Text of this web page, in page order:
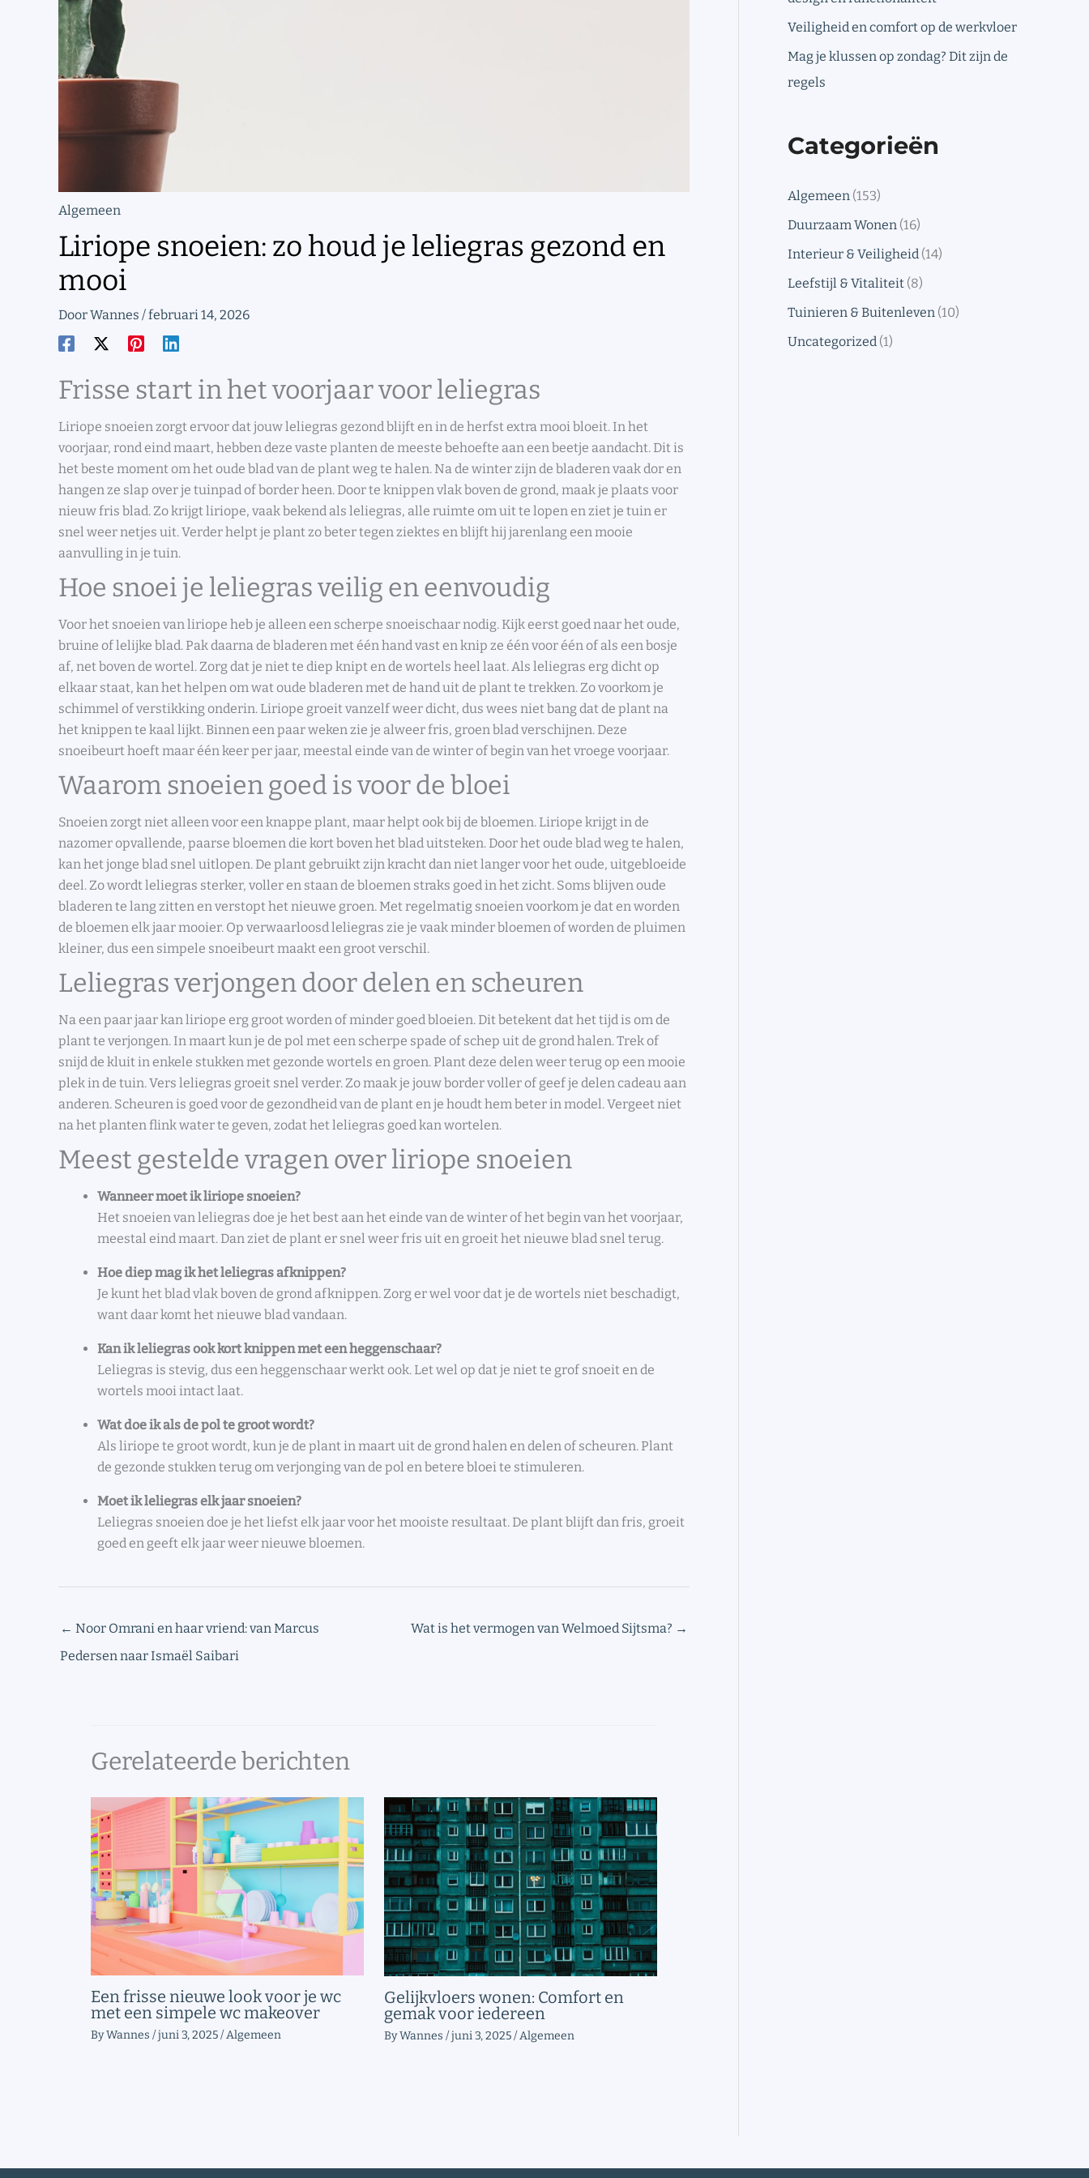
Algemeen
Liriope snoeien: zo houd je leliegras gezond en
mooi
DoorWannes /februari 14, 2026
Frisse start in het voorjaar voor leliegras
Liriope snoeien zorgt ervoor dat jouw leliegras gezond blijft en in de herfst extra mooi bloeit. In het
voorjaar, rond eind maart, hebben deze vaste planten de meeste behoefte aan een beetje aandacht. Dit is
het beste moment om het oude blad van de plant weg te halen. Na de winter zijn de bladeren vaak dor en
hangen ze slap over je tuinpad of border heen. Door te knippen vlak boven de grond, maak je plaats voor
nieuw fris blad. Zo krijgt liriope, vaak bekend als leliegras, alle ruimte om uit te lopen en ziet je tuin er
snel weer netjes uit. Verder helpt je plant zo beter tegen ziektes en blijft hij jarenlang een mooie
aanvulling in je tuin.
Hoe snoei je leliegras veilig en eenvoudig
Voor het snoeien van liriope heb je alleen een scherpe snoeischaar nodig. Kijk eerst goed naar het oude,
bruine of lelijke blad. Pak daarna de bladeren met één hand vast en knip ze één voor één of als een bosje
af, net boven de wortel. Zorg dat je niet te diep knipt en de wortels heel laat. Als leliegras erg dicht op
elkaar staat, kan het helpen om wat oude bladeren met de hand uit de plant te trekken. Zo voorkom je
schimmel of verstikking onderin. Liriope groeit vanzelf weer dicht, dus wees niet bang dat de plant na
het knippen te kaal lijkt. Binnen een paar weken zie je alweer fris, groen blad verschijnen. Deze
snoeibeurt hoeft maar één keer per jaar, meestal einde van de winter of begin van het vroege voorjaar.
Waarom snoeien goed is voor de bloei
Snoeien zorgt niet alleen voor een knappe plant, maar helpt ook bij de bloemen. Liriope krijgt in de
nazomer opvallende, paarse bloemen die kort boven het blad uitsteken. Door het oude blad weg te halen,
kan het jonge blad snel uitlopen. De plant gebruikt zijn kracht dan niet langer voor het oude, uitgebloeide
deel. Zo wordt leliegras sterker, voller en staan de bloemen straks goed in het zicht. Soms blijven oude
bladeren te lang zitten en verstopt het nieuwe groen. Met regelmatig snoeien voorkom je dat en worden
de bloemen elk jaar mooier. Op verwaarloosd leliegras zie je vaak minder bloemen of worden de pluimen
kleiner, dus een simpele snoeibeurt maakt een groot verschil.
Leliegras verjongen door delen en scheuren
Na een paar jaar kan liriope erg groot worden of minder goed bloeien. Dit betekent dat het tijd is om de
plant te verjongen. In maart kun je de pol met een scherpe spade of schep uit de grond halen. Trek of
snijd de kluit in enkele stukken met gezonde wortels en groen. Plant deze delen weer terug op een mooie
plek in de tuin. Vers leliegras groeit snel verder. Zo maak je jouw border voller of geef je delen cadeau aan
anderen. Scheuren is goed voor de gezondheid van de plant en je houdt hem beter in model. Vergeet niet
na het planten flink water te geven, zodat het leliegras goed kan wortelen.
Meest gestelde vragen over liriope snoeien
Wanneer moet ik liriope snoeien?
Het snoeien van leliegras doe je het best aan het einde van de winter of het begin van het voorjaar,
meestal eind maart. Dan ziet de plant er snel weer fris uit en groeit het nieuwe blad snel terug.
Hoe diep mag ik het leliegras afknippen?
Je kunt het blad vlak boven de grond afknippen. Zorg er wel voor dat je de wortels niet beschadigt,
want daar komt het nieuwe blad vandaan.
Kan ik leliegras ook kort knippen met een heggenschaar?
Leliegras is stevig, dus een heggenschaar werkt ook. Let wel op dat je niet te grof snoeit en de
wortels mooi intact laat.
Wat doe ik als de pol te groot wordt?
Als liriope te groot wordt, kun je de plant in maart uit de grond halen en delen of scheuren. Plant
de gezonde stukken terug om verjonging van de pol en betere bloei te stimuleren.
Moet ik leliegras elk jaar snoeien?
Leliegras snoeien doe je het liefst elk jaar voor het mooiste resultaat. De plant blijft dan fris, groeit
goed en geeft elk jaar weer nieuwe bloemen.
← Noor Omrani en haar vriend: van Marcus
Pedersen naar Ismaël Saibari
Wat is het vermogen van Welmoed Sijtsma? →
Gerelateerde berichten
Een frisse nieuwe look voor je wc
met een simpele wc makeover
ByWannes /juni 3, 2025/Algemeen
Gelijkvloers wonen: Comfort en
gemak voor iedereen
ByWannes /juni 3, 2025/Algemeen
Veiligheid en comfort op de werkvloer
Mag je klussen op zondag? Dit zijn de
regels
Categorieën
Algemeen (153)
Duurzaam Wonen (16)
Interieur & Veiligheid (14)
Leefstijl & Vitaliteit (8)
Tuinieren & Buitenleven (10)
Uncategorized (1)